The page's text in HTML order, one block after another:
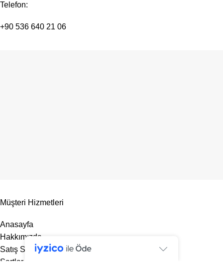
Telefon:
+90 536 640 21 06
Müşteri Hizmetleri
Anasayfa
Hakkımızda
Satış Sözleşmesi
Şartlar ve Koşullar